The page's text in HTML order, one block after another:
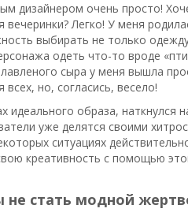
дизайнером очень просто!
Легко! У меня
выбирать не только
одеть что-то вроде
сыра у меня вышла
но, согласись, весело!
идеального образа, наткнулся
уже делятся своими
ситуациях
креативность с помощью
не стать модной